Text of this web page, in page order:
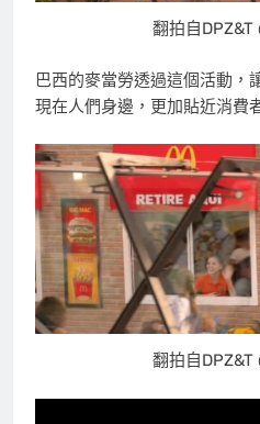
翻拍自DPZ&T
巴西的麥當勞透過這個活動，
現在人們身邊，更加貼近消費
翻拍自DPZ&T